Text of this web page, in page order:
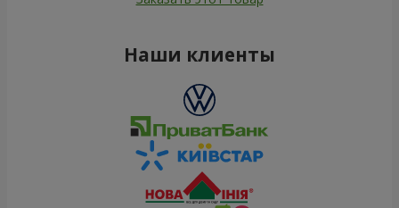
Наши клиенты